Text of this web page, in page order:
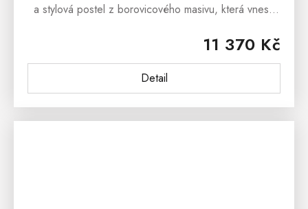
11 370 Kč
Detail
a stylová postel z borovicového masivu, která vnese
inspirovaný středomořským...